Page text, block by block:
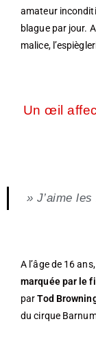
amateur
blague par jour.
malice,
Un œil
» J’aime
A l’âge de 16
marquée par le
parTod
du cirque